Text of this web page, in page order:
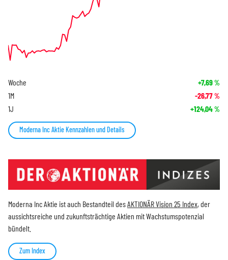
Woche +7,69%
1M -26,77%
1J +124,04%
Moderna Inc Aktie Kennzahlen und Details
Moderna Inc Aktie ist auch Bestandteil desAKTIONÄR Vision 25 Index, der
aussichtsreiche und zukunftsträchtige Aktien mit Wachstumspotenzial
bündelt.
Zum Index